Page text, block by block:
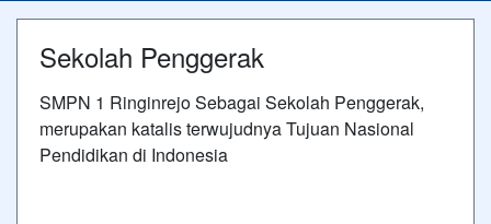
Sekolah Penggerak
SMPN 1 Ringinrejo Sebagai Sekolah Penggerak,
merupakan katalis terwujudnya Tujuan Nasional
Pendidikan di Indonesia